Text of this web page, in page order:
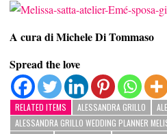
A cura di Michele Di Tommaso
Spread the love
RELATED ITEMS ALESSANDRA GRILLO
ALESSANDRA GRILLO WEDDING PLANNER